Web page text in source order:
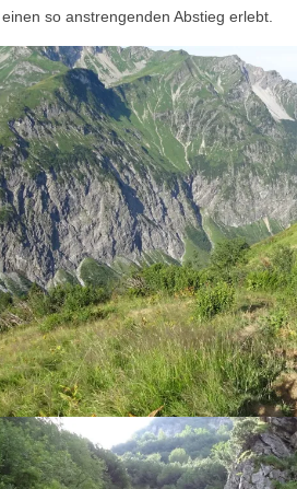
so anstrengenden Abstieg erlebt.